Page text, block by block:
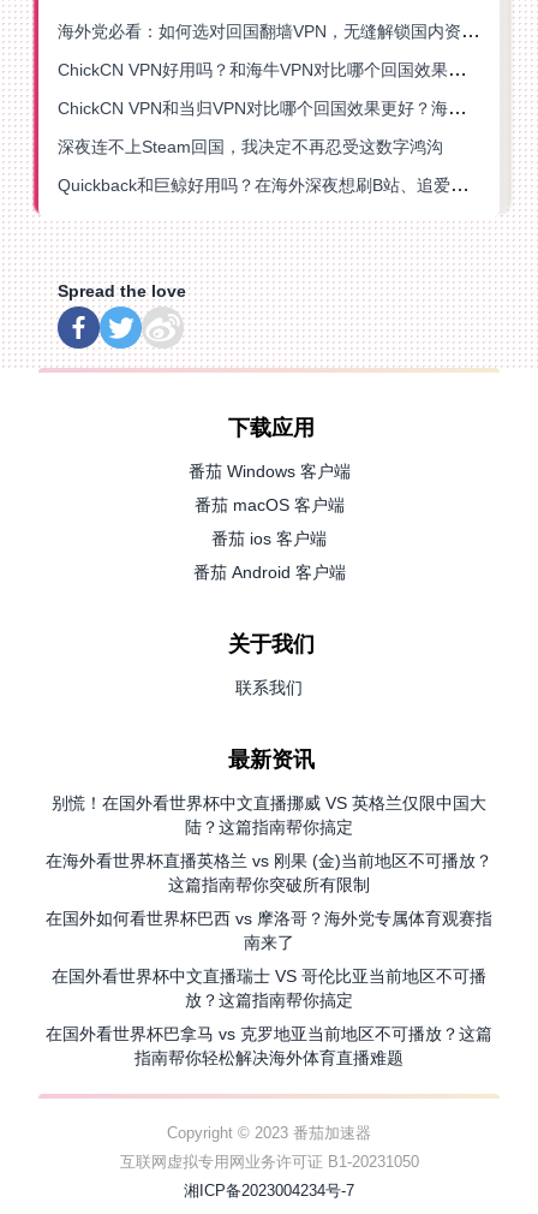
海外党必看：如何选对回国翻墙VPN，无缝解锁国内资源？
ChickCN VPN好用吗？和海牛VPN对比哪个回国效果更好？
ChickCN VPN和当归VPN对比哪个回国效果更好？海外党亲测后选了它
深夜连不上Steam回国，我决定不再忍受这数字鸿沟
Quickback和巨鲸好用吗？在海外深夜想刷B站、追爱奇艺的你，或许正需要这份答案
Spread the love
下载应用
番茄 Windows 客户端
番茄 macOS 客户端
番茄 ios 客户端
番茄 Android 客户端
关于我们
联系我们
最新资讯
别慌！在国外看世界杯中文直播挪威 VS 英格兰仅限中国大
陆？这篇指南帮你搞定
在海外看世界杯直播英格兰 vs 刚果 (金)当前地区不可播放？
这篇指南帮你突破所有限制
在国外如何看世界杯巴西 vs 摩洛哥？海外党专属体育观赛指
南来了
在国外看世界杯中文直播瑞士 VS 哥伦比亚当前地区不可播
放？这篇指南帮你搞定
在国外看世界杯巴拿马 vs 克罗地亚当前地区不可播放？这篇
指南帮你轻松解决海外体育直播难题
Copyright © 2023 番茄加速器
互联网虚拟专用网业务许可证 B1-20231050
湘ICP备2023004234号-7